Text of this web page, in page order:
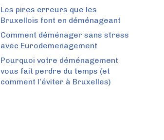
Les pires erreurs que les
Bruxellois font en déménageant
Comment déménager sans stress
avec Eurodemenagement
Pourquoi votre déménagement
vous fait perdre du temps (et
comment l’éviter à Bruxelles)